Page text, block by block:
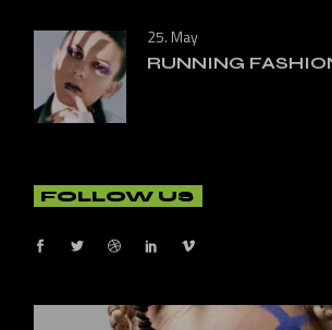
25. May
RUNNING
FOLLOW US